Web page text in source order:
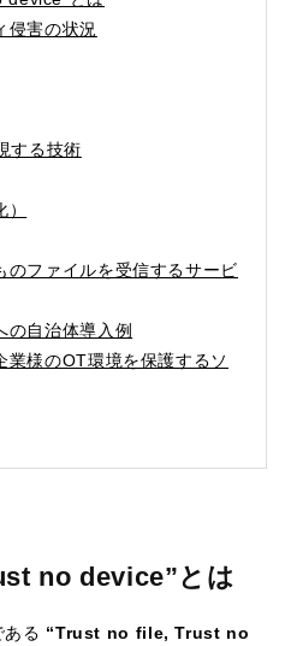
侵害の状況
する技術
のファイルを受信するサービ
の自治体導入例
業様のOT環境を保護するソ
no device”とは
ある “Trust no file, Trust no